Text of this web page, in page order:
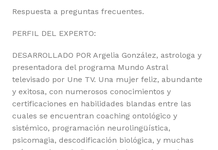
Respuesta a preguntas frecuentes.
PERFIL DEL EXPERTO:
DESARROLLADO POR Argelia González, astrologa y
presentadora del programa Mundo Astral
televisado por Une TV. Una mujer feliz, abundante
y exitosa, con numerosos conocimientos y
certificaciones en habilidades blandas entre las
cuales se encuentran coaching ontológico y
sistémico, programación neurolingüística,
psicomagia, descodificación biológica, y muchas